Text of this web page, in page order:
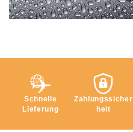
Schnelle
Lieferung
Zahlungssicher
heit